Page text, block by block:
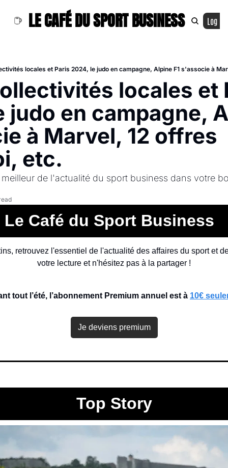
LE CAFÉ DU SPORT BUSINESS Log In
locales et Paris 2024, le judo en campagne, Alpine F1 s'associe à
locales et
judo en campagne,
à Marvel, 12 offres
etc.
de l'actualité du sport business dans votre
Le Café du Sport Business
retrouvez l'essentiel de l'actualité des affaires du sport et
votre lecture et n'hésitez pas à la partager !
tout l’été, l’abonnement Premium annuel est à 10€
Je deviens premium
Top Story